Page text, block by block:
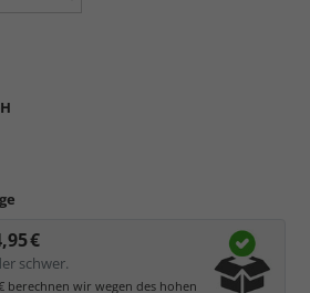
€
schwer.
berechnen wir wegen des hohen